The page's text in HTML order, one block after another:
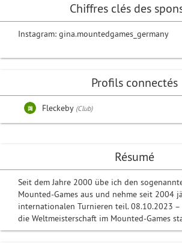
Résumé
Seit dem Jahre 2000 übe ich den
Mounted-Games aus und nehme seit 2004
internationalen Turnieren teil. 08.10.2023
die Weltmeisterschaft im Mounted-Games
Chiffres clés des
Instagram: gina.mountedgames_germany
Profils connectés
Fleckeby (Club)